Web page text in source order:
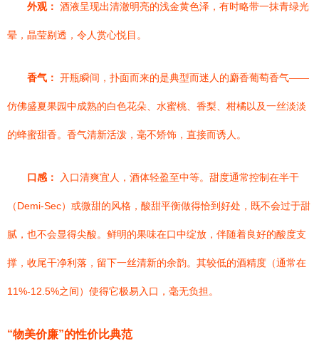
外观： 酒液呈现出清澈明亮的浅金黄色泽，有时略带一抹青绿光
晕，晶莹剔透，令人赏心悦目。
香气： 开瓶瞬间，扑面而来的是典型而迷人的麝香葡萄香气——
仿佛盛夏果园中成熟的白色花朵、水蜜桃、香梨、柑橘以及一丝淡淡
的蜂蜜甜香。香气清新活泼，毫不矫饰，直接而诱人。
口感： 入口清爽宜人，酒体轻盈至中等。甜度通常控制在半干
（Demi-Sec）或微甜的风格，酸甜平衡做得恰到好处，既不会过于甜
腻，也不会显得尖酸。鲜明的果味在口中绽放，伴随着良好的酸度支
撑，收尾干净利落，留下一丝清新的余韵。其较低的酒精度（通常在
11%-12.5%之间）使得它极易入口，毫无负担。
“物美价廉”的性价比典范